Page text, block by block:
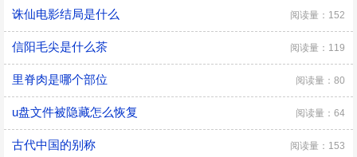
诛仙电影结局是什么 阅读量：152
信阳毛尖是什么茶 阅读量：119
里脊肉是哪个部位 阅读量：80
u盘文件被隐藏怎么恢复 阅读量：64
古代中国的别称 阅读量：153